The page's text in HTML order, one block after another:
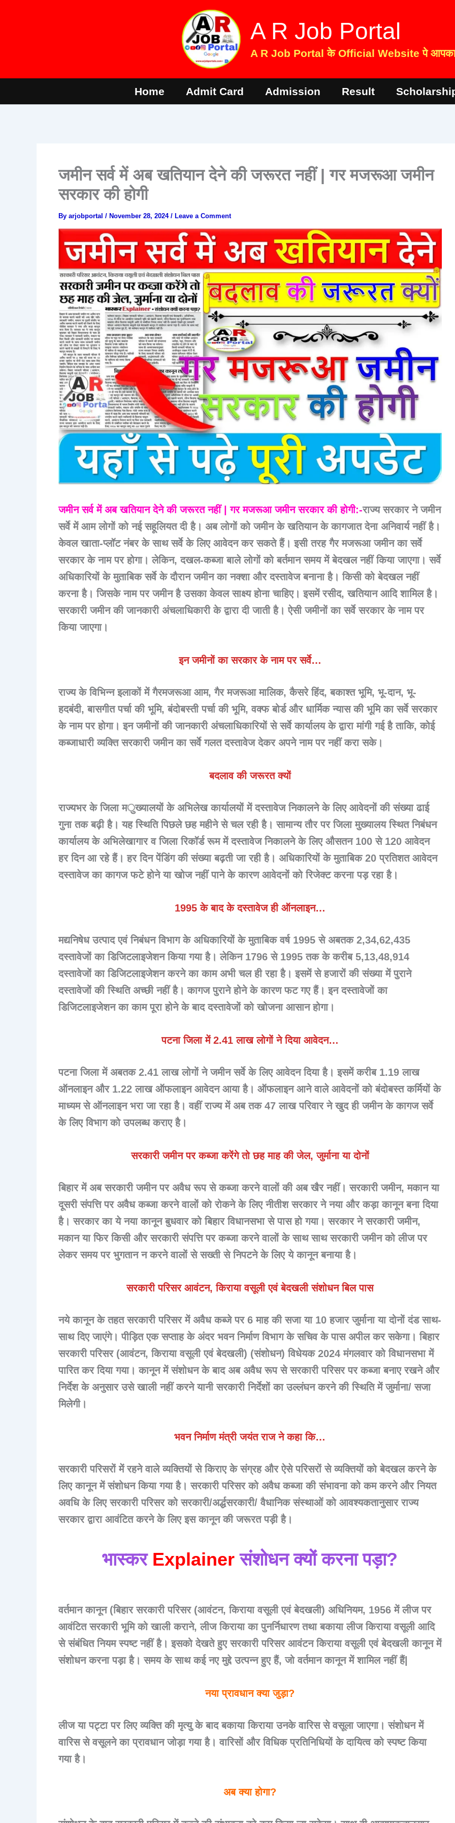
A R Job Portal
A R Job Portal के Official Website पे आपका
Home Admit Card Admission Result
जमीन सर्व में अब खतियान देने की जरूरत नहीं | गर मजरूआ जमीन
सरकार की होगी
By arjobportal / November 28, 2024 / Leave a Comment
जमीन सर्व में अब खतियान देने की जरूरत नहीं | गर मजरूआ जमीन सरकार की होगी:-राज्य सरकार ने जमीन
सर्वे में आम लोगों को नई सहूलियत दी है। अब लोगों को जमीन के खतियान के कागजात देना अनिवार्य नहीं है।
केवल खाता-प्लॉट नंबर के साथ सर्वे के लिए आवेदन कर सकते हैं। इसी तरह गैर मजरूआ जमीन का सर्वे
सरकार के नाम पर होगा। लेकिन, दखल-कब्जा बाले लोगों को बर्तमान समय में बेदखल नहीं किया जाएगा। सर्वे
अधिकारियों के मुताबिक सर्वे के दौरान जमीन का नक्शा और दस्तावेज बनाना है। किसी को बेदखल नहीं
करना है। जिसके नाम पर जमीन है उसका केवल साक्ष्य होना चाहिए। इसमें रसीद, खतियान आदि शामिल है।
सरकारी जमीन की जानकारी अंचलाधिकारी के द्वारा दी जाती है। ऐसी जमीनों का सर्वे सरकार के नाम पर
किया जाएगा।
इन जमीनों का सरकार के नाम पर सर्वे…
राज्य के विभिन्न इलाकों में गैरमजरूआ आम, गैर मजरूआ मालिक, कैसरे हिंद, बकाश्त भूमि, भू-दान, भू-
हदबंदी, बासगीत पर्चा की भूमि, बंदोबस्ती पर्चा की भूमि, वक्फ बोर्ड और धार्मिक न्यास की भूमि का सर्वे सरकार
के नाम पर होगा। इन जमीनों की जानकारी अंचलाधिकारियों से सर्वे कार्यालय के द्वारा मांगी गई है ताकि, कोई
कब्जाधारी व्यक्ति सरकारी जमीन का सर्वे गलत दस्तावेज देकर अपने नाम पर नहीं करा सके।
बदलाव की जरूरत क्यों
राज्यभर के जिला मुख्यालयों के अभिलेख कार्यालयों में दस्तावेज निकालने के लिए आवेदनों की संख्या ढाई
गुना तक बढ़ी है। यह स्थिति पिछले छह महीने से चल रही है। सामान्य तौर पर जिला मुख्यालय स्थित निबंधन
कार्यालय के अभिलेखागार व जिला रिकॉर्ड रूम में दस्तावेज निकालने के लिए औसतन 100 से 120 आवेदन
हर दिन आ रहे हैं। हर दिन पेंडिंग की संख्या बढ़ती जा रही है। अधिकारियों के मुताबिक 20 प्रतिशत आवेदन
दस्तावेज का कागज फटे होने या खोज नहीं पाने के कारण आवेदनों को रिजेक्ट करना पड़ रहा है।
1995 के बाद के दस्तावेज ही ऑनलाइन…
मद्यनिषेध उत्पाद एवं निबंधन विभाग के अधिकारियों के मुताबिक वर्ष 1995 से अबतक 2,34,62,435
दस्तावेजों का डिजिटलाइजेशन किया गया है। लेकिन 1796 से 1995 तक के करीब 5,13,48,914
दस्तावेजों का डिजिटलाइजेशन करने का काम अभी चल ही रहा है। इसमें से हजारों की संख्या में पुराने
दस्तावेजों की स्थिति अच्छी नहीं है। कागज पुराने होने के कारण फट गए हैं। इन दस्तावेजों का
डिजिटलाइजेशन का काम पूरा होने के बाद दस्तावेजों को खोजना आसान होगा।
पटना जिला में 2.41 लाख लोगों ने दिया आवेदन…
पटना जिला में अबतक 2.41 लाख लोगों ने जमीन सर्वे के लिए आवेदन दिया है। इसमें करीब 1.19 लाख
ऑनलाइन और 1.22 लाख ऑफलाइन आवेदन आया है। ऑफलाइन आने वाले आवेदनों को बंदोबस्त कर्मियों के
माध्यम से ऑनलाइन भरा जा रहा है। वहीं राज्य में अब तक 47 लाख परिवार ने खुद ही जमीन के कागज सर्वे
के लिए विभाग को उपलब्ध कराए है।
सरकारी जमीन पर कब्जा करेंगे तो छह माह की जेल, जुर्माना या दोनों
बिहार में अब सरकारी जमीन पर अवैध रूप से कब्जा करने वालों की अब खैर नहीं। सरकारी जमीन, मकान या
दूसरी संपत्ति पर अवैध कब्जा करने वालों को रोकने के लिए नीतीश सरकार ने नया और कड़ा कानून बना दिया
है। सरकार का ये नया कानून बुधवार को बिहार विधानसभा से पास हो गया। सरकार ने सरकारी जमीन,
मकान या फिर किसी और सरकारी संपत्ति पर कब्जा करने वालों के साथ साथ सरकारी जमीन को लीज पर
लेकर समय पर भुगतान न करने वालों से सख्ती से निपटने के लिए ये कानून बनाया है।
सरकारी परिसर आवंटन, किराया वसूली एवं बेदखली संशोधन बिल पास
नये कानून के तहत सरकारी परिसर में अवैध कब्जे पर 6 माह की सजा या 10 हजार जुर्माना या दोनों दंड साथ-
साथ दिए जाएंगे। पीड़ित एक सप्ताह के अंदर भवन निर्माण विभाग के सचिव के पास अपील कर सकेगा। बिहार
सरकारी परिसर (आवंटन, किराया वसूली एवं बेदखली) (संशोधन) विधेयक 2024 मंगलवार को विधानसभा में
पारित कर दिया गया। कानून में संशोधन के बाद अब अवैध रूप से सरकारी परिसर पर कब्जा बनाए रखने और
निर्देश के अनुसार उसे खाली नहीं करने यानी सरकारी निर्देशों का उल्लंघन करने की स्थिति में जुर्माना/ सजा
मिलेगी।
भवन निर्माण मंत्री जयंत राज ने कहा कि…
सरकारी परिसरों में रहने वाले व्यक्तियों से किराए के संग्रह और ऐसे परिसरों से व्यक्तियों को बेदखल करने के
लिए कानून में संशोधन किया गया है। सरकारी परिसर को अवैध कब्जा की संभावना को कम करने और नियत
अवधि के लिए सरकारी परिसर को सरकारी/अर्द्धसरकारी/ वैधानिक संस्थाओं को आवश्यकतानुसार राज्य
सरकार द्वारा आवंटित करने के लिए इस कानून की जरूरत पड़ी है।
भास्कर Explainerसंशोधन क्यों करना पड़ा?
वर्तमान कानून (बिहार सरकारी परिसर (आवंटन, किराया वसूली एवं बेदखली) अधिनियम, 1956 में लीज पर
आवंटित सरकारी भूमि को खाली कराने, लीज किराया का पुनर्निधारण तथा बकाया लीज किराया वसूली आदि
से संबंधित नियम स्पष्ट नहीं है। इसको देखते हुए सरकारी परिसर आवंटन किराया वसूली एवं बेदखली कानून में
संशोधन करना पड़ा है। समय के साथ कई नए मुद्दे उत्पन्न हुए हैं, जो वर्तमान कानून में शामिल नहीं हैं|
नया प्रावधान क्या जुड़ा?
लीज या पट्टा पर लिए व्यक्ति की मृत्यु के बाद बकाया किराया उनके वारिस से वसूला जाएगा। संशोधन में
वारिस से वसूलने का प्रावधान जोड़ा गया है। वारिसों और विधिक प्रतिनिधियों के दायित्व को स्पष्ट किया
गया है।
अब क्या होगा?